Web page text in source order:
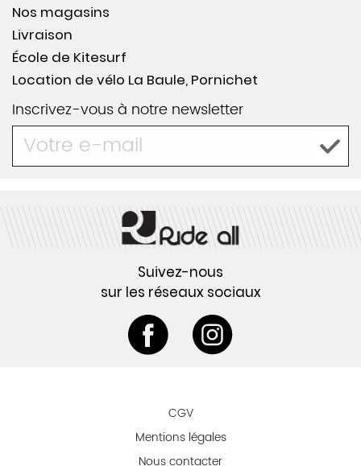
Nos magasins
Livraison
École de Kitesurf
Location de vélo La Baule, Pornichet
Inscrivez-vous à notre newsletter
Suivez-nous
sur les réseaux sociaux
CGV
Mentions légales
Nous contacter